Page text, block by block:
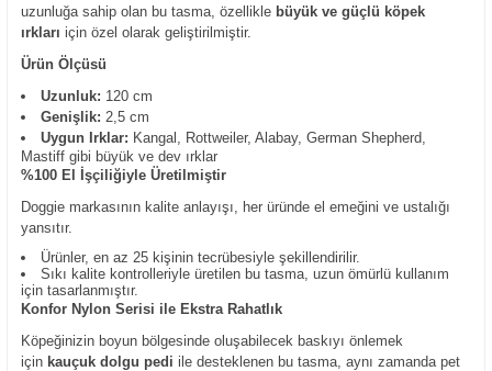
uzunluğa sahip olan bu tasma, özellikle büyük ve güçlü köpek
ırkları için özel olarak geliştirilmiştir.
Ürün Ölçüsü
Uzunluk: 120 cm
Genişlik: 2,5 cm
Uygun Irklar: Kangal, Rottweiler, Alabay, German Shepherd,
Mastiff gibi büyük ve dev ırklar
%100 El İşçiliğiyle Üretilmiştir
Doggie markasının kalite anlayışı, her üründe el emeğini ve ustalığı
yansıtır.
Ürünler, en az 25 kişinin tecrübesiyle şekillendirilir.
Sıkı kalite kontrolleriyle üretilen bu tasma, uzun ömürlü kullanım
için tasarlanmıştır.
Konfor Nylon Serisi ile Ekstra Rahatlık
Köpeğinizin boyun bölgesinde oluşabilecek baskıyı önlemek
için kauçuk dolgu pedi ile desteklenen bu tasma, aynı zamanda pet